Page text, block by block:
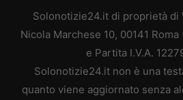
Solonotizie24.it di proprietà di
Nicola Marchese 10, 00141
e Partita I.V.A.
Solonotizie24.it non è una
quanto viene aggiornato senza